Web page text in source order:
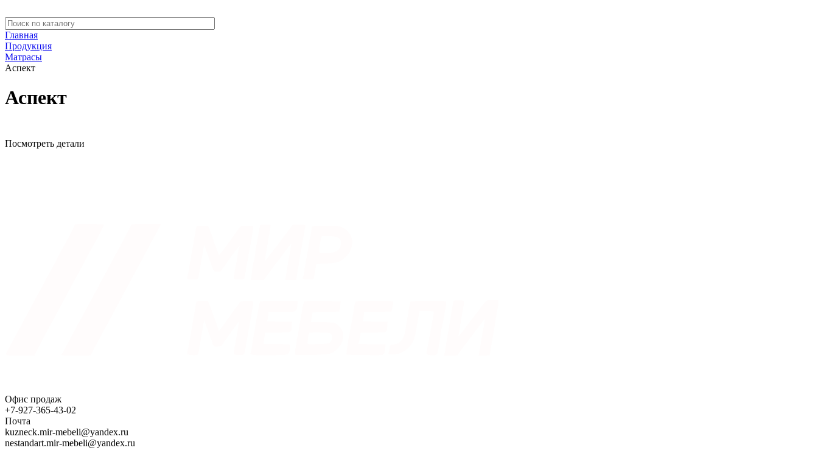
Главная
Продукция
Матрасы
Аспект
Аспект
Посмотреть детали
Офис продаж
+7-927-365-43-02
Почта
kuzneck.mir-mebeli@yandex.ru
nestandart.mir-mebeli@yandex.ru